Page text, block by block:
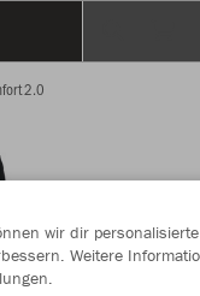
2.0
wir dir personalisierte
Weitere